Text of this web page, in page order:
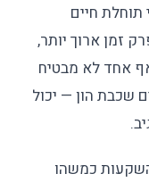
חיים
זמן ארוך יותר,
אחד לא מבטיח
שכבת הון — יכול
כמשהו